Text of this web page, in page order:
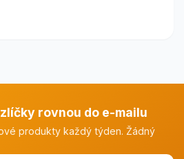
rovnou do e-mailu
produkty každý týden. Žádný